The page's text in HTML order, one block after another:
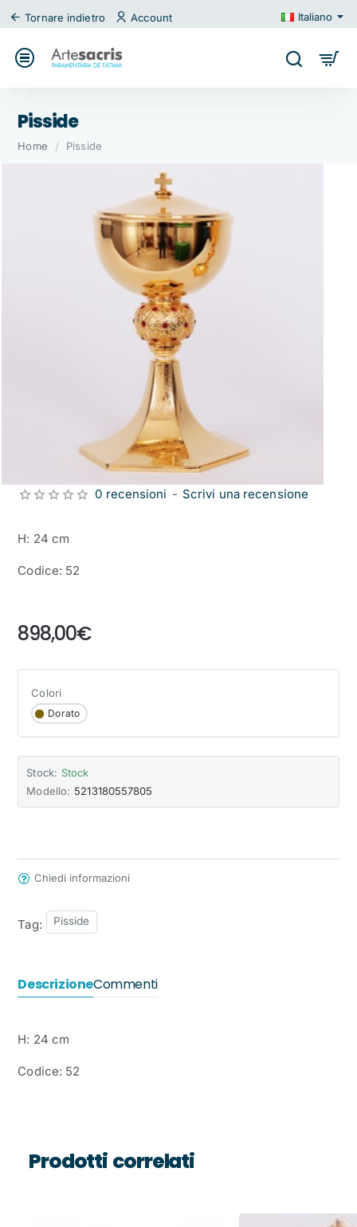
Tornare indietro Account Italiano
Pisside
HomehomePisside
H: 24 cm
Codice: 52
Stock: Stock
Modello: 5213180557805
0 recensioni - Scrivi una recensione
898,00€
Colori
Dorato
Chiedi informazioni
Tag: Pisside
DescrizioneCommenti
H: 24 cm
Codice: 52
Prodotti correlati